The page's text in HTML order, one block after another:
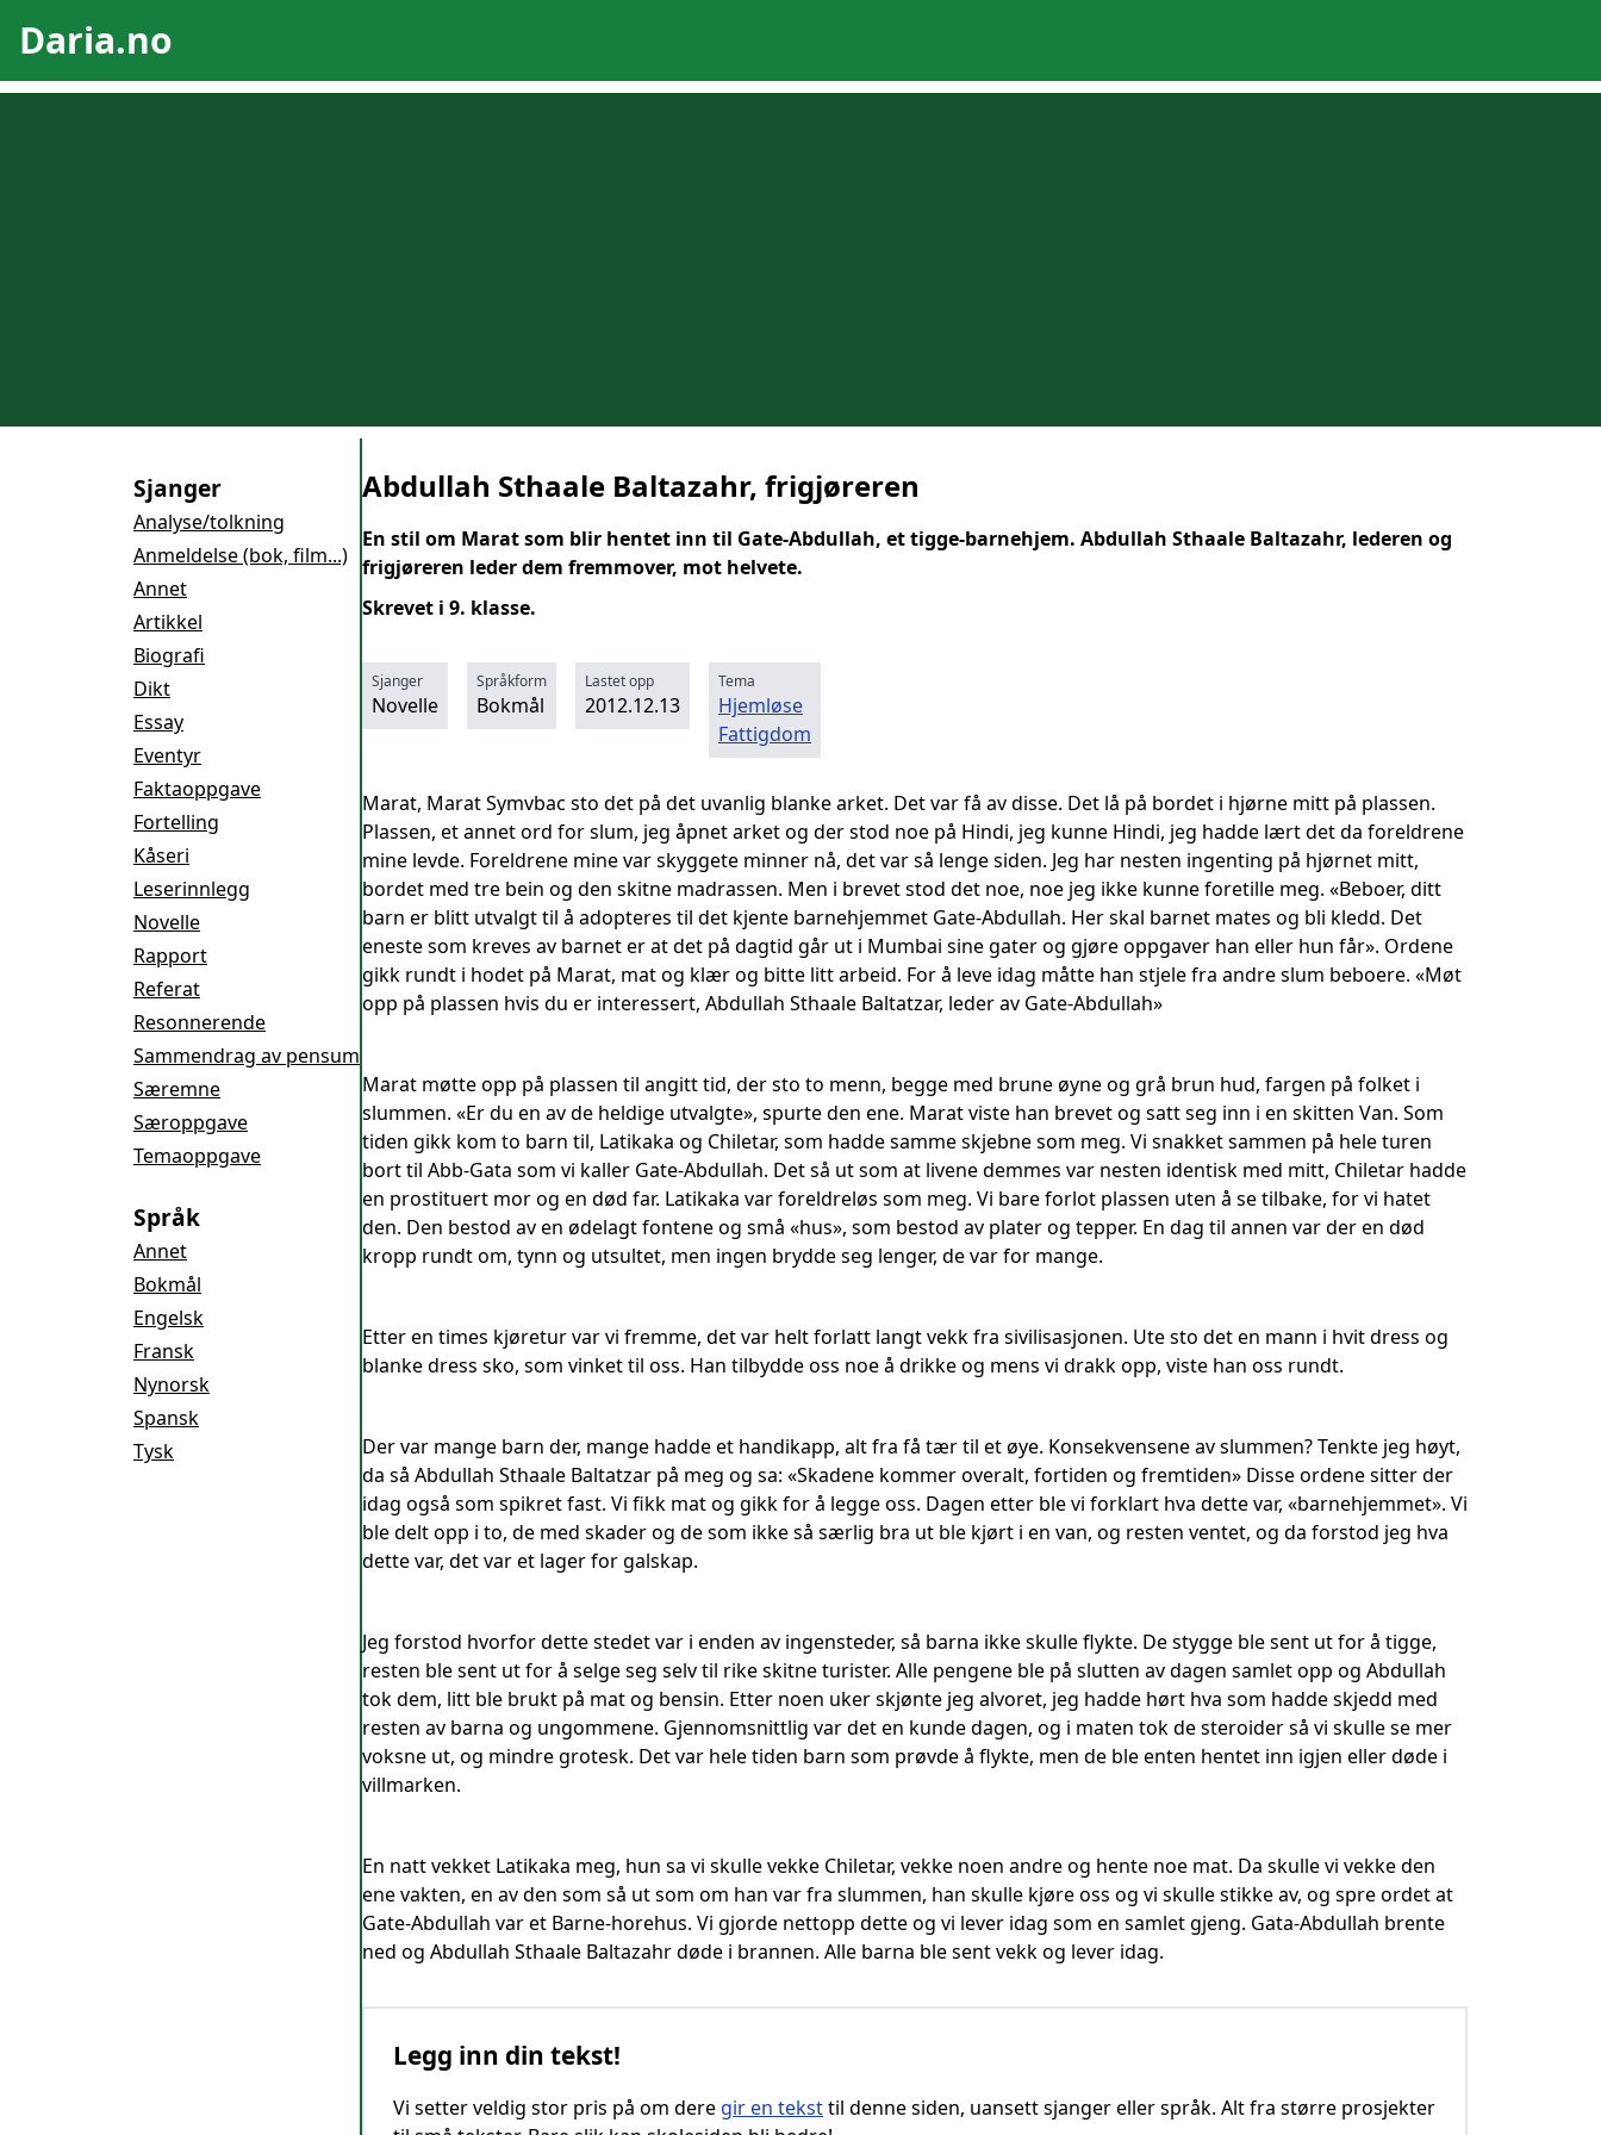
Daria.no
Sjanger
Analyse/tolkning
Anmeldelse (bok, film...)
Annet
Artikkel
Biografi
Dikt
Essay
Eventyr
Faktaoppgave
Fortelling
Kåseri
Leserinnlegg
Novelle
Rapport
Referat
Resonnerende
Sammendrag av pensum
Særemne
Særoppgave
Temaoppgave
Språk
Annet
Bokmål
Engelsk
Fransk
Nynorsk
Spansk
Tysk
Abdullah Sthaale Baltazahr, frigjøreren
En stil om Marat som blir hentet inn til Gate-Abdullah, et tigge-barnehjem. Abdullah Sthaale Baltazahr, lederen og
frigjøreren leder dem fremmover, mot helvete.
Skrevet i 9. klasse.
Sjanger
Novelle
Språkform
Bokmål
Lastet opp
2012.12.13
Tema
Hjemløse
Fattigdom
Marat, Marat Symvbac sto det på det uvanlig blanke arket. Det var få av disse. Det lå på bordet i hjørne mitt på plassen.
Plassen, et annet ord for slum, jeg åpnet arket og der stod noe på Hindi, jeg kunne Hindi, jeg hadde lært det da foreldrene
mine levde. Foreldrene mine var skyggete minner nå, det var så lenge siden. Jeg har nesten ingenting på hjørnet mitt,
bordet med tre bein og den skitne madrassen. Men i brevet stod det noe, noe jeg ikke kunne foretille meg. «Beboer, ditt
barn er blitt utvalgt til å adopteres til det kjente barnehjemmet Gate-Abdullah. Her skal barnet mates og bli kledd. Det
eneste som kreves av barnet er at det på dagtid går ut i Mumbai sine gater og gjøre oppgaver han eller hun får». Ordene
gikk rundt i hodet på Marat, mat og klær og bitte litt arbeid. For å leve idag måtte han stjele fra andre slum beboere. «Møt
opp på plassen hvis du er interessert, Abdullah Sthaale Baltatzar, leder av Gate-Abdullah»
Marat møtte opp på plassen til angitt tid, der sto to menn, begge med brune øyne og grå brun hud, fargen på folket i
slummen. «Er du en av de heldige utvalgte», spurte den ene. Marat viste han brevet og satt seg inn i en skitten Van. Som
tiden gikk kom to barn til, Latikaka og Chiletar, som hadde samme skjebne som meg. Vi snakket sammen på hele turen
bort til Abb-Gata som vi kaller Gate-Abdullah. Det så ut som at livene demmes var nesten identisk med mitt, Chiletar hadde
en prostituert mor og en død far. Latikaka var foreldreløs som meg. Vi bare forlot plassen uten å se tilbake, for vi hatet
den. Den bestod av en ødelagt fontene og små «hus», som bestod av plater og tepper. En dag til annen var der en død
kropp rundt om, tynn og utsultet, men ingen brydde seg lenger, de var for mange.
Etter en times kjøretur var vi fremme, det var helt forlatt langt vekk fra sivilisasjonen. Ute sto det en mann i hvit dress og
blanke dress sko, som vinket til oss. Han tilbydde oss noe å drikke og mens vi drakk opp, viste han oss rundt.
Der var mange barn der, mange hadde et handikapp, alt fra få tær til et øye. Konsekvensene av slummen? Tenkte jeg høyt,
da så Abdullah Sthaale Baltatzar på meg og sa: «Skadene kommer overalt, fortiden og fremtiden» Disse ordene sitter der
idag også som spikret fast. Vi fikk mat og gikk for å legge oss. Dagen etter ble vi forklart hva dette var, «barnehjemmet». Vi
ble delt opp i to, de med skader og de som ikke så særlig bra ut ble kjørt i en van, og resten ventet, og da forstod jeg hva
dette var, det var et lager for galskap.
Jeg forstod hvorfor dette stedet var i enden av ingensteder, så barna ikke skulle flykte. De stygge ble sent ut for å tigge,
resten ble sent ut for å selge seg selv til rike skitne turister. Alle pengene ble på slutten av dagen samlet opp og Abdullah
tok dem, litt ble brukt på mat og bensin. Etter noen uker skjønte jeg alvoret, jeg hadde hørt hva som hadde skjedd med
resten av barna og ungommene. Gjennomsnittlig var det en kunde dagen, og i maten tok de steroider så vi skulle se mer
voksne ut, og mindre grotesk. Det var hele tiden barn som prøvde å flykte, men de ble enten hentet inn igjen eller døde i
villmarken.
En natt vekket Latikaka meg, hun sa vi skulle vekke Chiletar, vekke noen andre og hente noe mat. Da skulle vi vekke den
ene vakten, en av den som så ut som om han var fra slummen, han skulle kjøre oss og vi skulle stikke av, og spre ordet at
Gate-Abdullah var et Barne-horehus. Vi gjorde nettopp dette og vi lever idag som en samlet gjeng. Gata-Abdullah brente
ned og Abdullah Sthaale Baltazahr døde i brannen. Alle barna ble sent vekk og lever idag.
Legg inn din tekst!
Vi setter veldig stor pris på om dere gir en teksttil denne siden, uansett sjanger eller språk. Alt fra større prosjekter